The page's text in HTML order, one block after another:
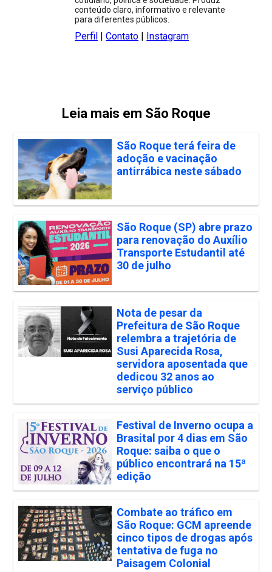
conteúdo claro, informativo e relevante
para diferentes públicos.
Perfil |Contato | Instagram
Leia mais em São Roque
São Roque terá feira de
adoção e vacinação
antirrábica neste sábado
São Roque (SP) abre prazo
para renovação do Auxílio
Transporte Estudantil até
30 de julho
Nota de pesar da
Prefeitura de São Roque
relembra a trajetória de
Susi Aparecida Rosa,
servidora aposentada que
dedicou 32 anos ao
serviço público
Festival de Inverno ocupa a
Brasital por 4 dias em São
Roque: saiba o que o
público encontrará na 15ª
edição
Combate ao tráfico em
São Roque: GCM apreende
cinco tipos de drogas após
tentativa de fuga no
Paisagem Colonial